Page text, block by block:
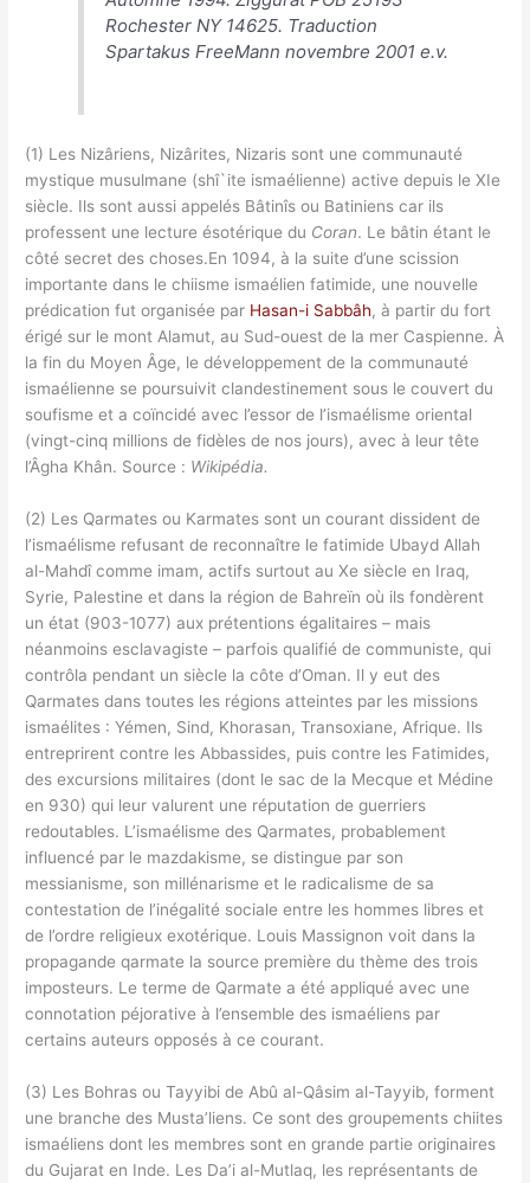
Rochester NY 14625. Traduction
Spartakus FreeMann novembre 2001 e.v.
(1) Les Nizâriens, Nizârites, Nizaris sont une communauté
mystique musulmane (shî`ite ismaélienne) active depuis le XIe
siècle. Ils sont aussi appelés Bâtinîs ou Batiniens car ils
professent une lecture ésotérique du Coran. Le bâtin étant le
côté secret des choses.En 1094, à la suite d’une scission
importante dans le chiisme ismaélien fatimide, une nouvelle
prédication fut organisée par Hasan-i Sabbâh, à partir du fort
érigé sur le mont Alamut, au Sud-ouest de la mer Caspienne. À
la fin du Moyen Âge, le développement de la communauté
ismaélienne se poursuivit clandestinement sous le couvert du
soufisme et a coïncidé avec l’essor de l’ismaélisme oriental
(vingt-cinq millions de fidèles de nos jours), avec à leur tête
l’Âgha Khân. Source : Wikipédia.
(2) Les Qarmates ou Karmates sont un courant dissident de
l’ismaélisme refusant de reconnaître le fatimide Ubayd Allah
al-Mahdî comme imam, actifs surtout au Xe siècle en Iraq,
Syrie, Palestine et dans la région de Bahreïn où ils fondèrent
un état (903-1077) aux prétentions égalitaires – mais
néanmoins esclavagiste – parfois qualifié de communiste, qui
contrôla pendant un siècle la côte d’Oman. Il y eut des
Qarmates dans toutes les régions atteintes par les missions
ismaélites : Yémen, Sind, Khorasan, Transoxiane, Afrique. Ils
entreprirent contre les Abbassides, puis contre les Fatimides,
des excursions militaires (dont le sac de la Mecque et Médine
en 930) qui leur valurent une réputation de guerriers
redoutables. L’ismaélisme des Qarmates, probablement
influencé par le mazdakisme, se distingue par son
messianisme, son millénarisme et le radicalisme de sa
contestation de l’inégalité sociale entre les hommes libres et
de l’ordre religieux exotérique. Louis Massignon voit dans la
propagande qarmate la source première du thème des trois
imposteurs. Le terme de Qarmate a été appliqué avec une
connotation péjorative à l’ensemble des ismaéliens par
certains auteurs opposés à ce courant.
(3) Les Bohras ou Tayyibi de Abû al-Qâsim al-Tayyib, forment
une branche des Musta’liens. Ce sont des groupements chiites
ismaéliens dont les membres sont en grande partie originaires
du Gujarat en Inde. Les Da’i al-Mutlaq, les représentants de